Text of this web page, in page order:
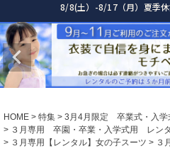
Shop by Category
カテゴリ詳細→
Rental レンタル
Shop by Occasion
性別・サイズ
How It Works
Startはじめに
01
レンタル・販売の入口
02 サイズの選び方
Visit Us8/8(土）-8/17（月）夏季
HOME 特集
3月4月限定 卒業式・入学
３月専用 卒園・卒業・入学式用 レン
３月専用【レンタル】女の子スーツ
３